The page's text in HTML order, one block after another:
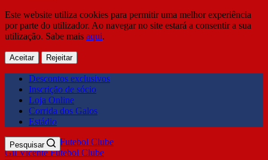
Este website utiliza cookies para permitir uma melhor experiência
por parte do utilizador. Ao navegar no site estará a consentir a sua
utilização. Sabe mais aqui.
Aceitar Rejeitar
Descontos exclusivos
Inscrição de sócio
Loja Online
Corrida dos Galos
Estádio
Gil Vicente Futebol Clube
Pesquisar